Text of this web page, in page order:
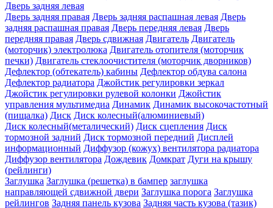
Дверь задняя левая
Дверь задняя правая Дверь задняя распашная левая Дверь
задняя распашная правая Дверь передняя левая Дверь
передняя правая Дверь сдвижная Двигатель Двигатель
(моторчик) электролюка Двигатель отопителя (моторчик
печки) Двигатель стеклоочистителя (моторчик дворников)
Дефлектор (обтекатель) кабины Дефлектор обдува салона
Дефлектор радиатора Джойстик регулировки зеркал
Джойстик регулировки рулевой колонки Джойстик
управления мультимедиа Динамик Динамик высокочастотный
(пищалка) Диск Диск колесный(алюминиевый)
Диск колесный(металический) Диск сцепления Диск
тормозной задний Диск тормозной передний Дисплей
информационный Диффузор (кожух) вентилятора радиатора
Диффузор вентилятора Дождевик Домкрат Дуги на крышу
(рейлинги)
Заглушка Заглушка (решетка) в бампер заглушка
направляющей сдвижной двери Заглушка порога Заглушка
рейлингов Задняя панель кузова Задняя часть кузова (тазик)